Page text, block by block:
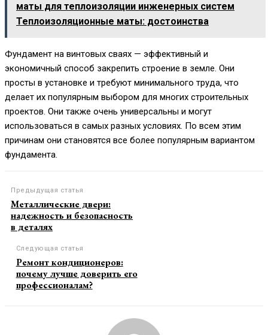
маты для теплоизоляции инженерных систем
Теплоизоляционные маты: достоинства
Фундамент на винтовых сваях — эффективный и
экономичный способ закрепить строение в земле. Они
просты в установке и требуют минимального труда, что
делает их популярным выбором для многих строительных
проектов. Они также очень универсальны и могут
использоваться в самых разных условиях. По всем этим
причинам они становятся все более популярным вариантом
фундамента.
Предыдущая статья
Металлические двери:
надежность и безопасность
в деталях
Следующая статья
Ремонт кондиционеров:
почему лучше доверить его
профессионалам?